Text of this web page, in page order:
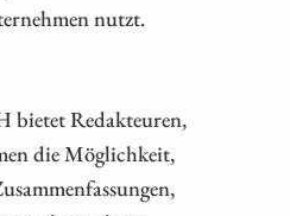
nutzt.
bietet Redakteuren,
die Möglichkeit,